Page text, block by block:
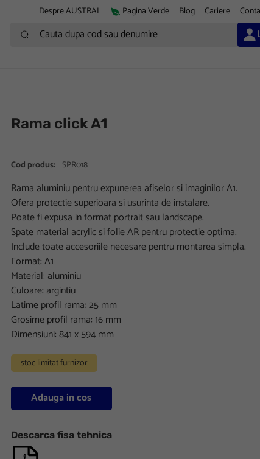
Despre AUSTRAL Pagina Verde Blog Cariere
Cauta dupa cod sau denumire
Rama click A1
Cod produs: SPR018
Rama aluminiu pentru expunerea afiselor si imaginilor A1.
Ofera protectie superioara si usurinta de instalare.
Poate fi expusa in format portrait sau landscape.
Spate material acrylic si folie AR pentru protectie optima.
Include toate accesoriile necesare pentru montarea simpla.
Format: A1
Material: aluminiu
Culoare: argintiu
Latime profil rama: 25 mm
Grosime profil rama: 16 mm
Dimensiuni: 841 x 594 mm
stoc limitat furnizor
Adauga in cos
Descarca fisa tehnica